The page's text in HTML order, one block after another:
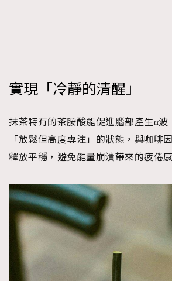
實現「冷靜的清醒」
抹茶特有的茶胺酸能促進腦部產生α波
「放鬆但高度專注」的狀態，與咖啡
釋放平穩，避免能量崩潰帶來的疲倦